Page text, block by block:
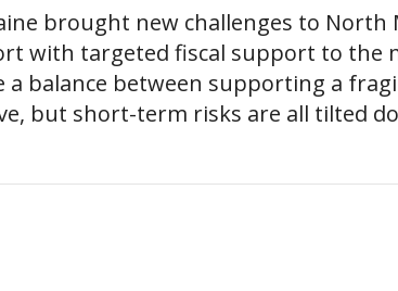
brought new challenges to North
with targeted fiscal support to the
balance between supporting a
but short-term risks are all tilted